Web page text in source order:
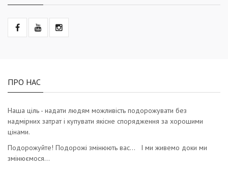
ПРО НАС
Наша ціль - надати людям можливість подорожувати без
надмірних затрат і купувати якісне спорядження за хорошими
цінами.
Подорожуйте! Подорожі змінюють вас… І ми живемо доки ми
змінюємося…